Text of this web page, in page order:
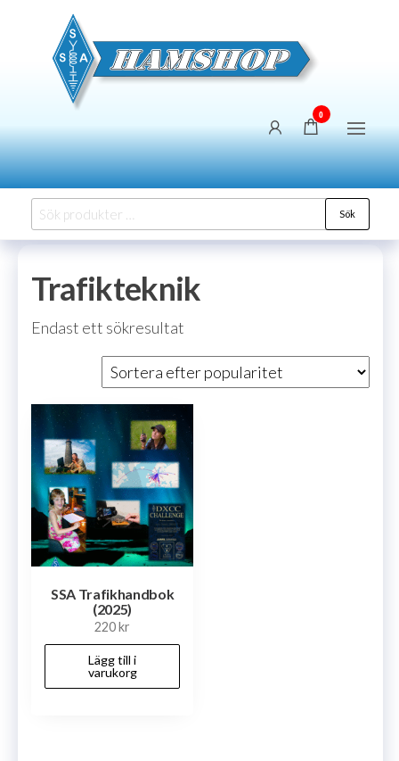
innehållet
0
Sök
efter:
Sök
Trafikteknik
Endast ett sökresultat
SSA Trafikhandbok
(2025)
220kr
Lägg till i
varukorg